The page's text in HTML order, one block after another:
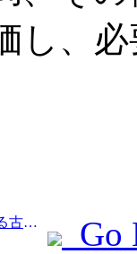
し、
Prev:浙江省湖州市の太湖沿いにある古い村落では、10億元近くの投資をかけて改修と改良が始まった。
Go